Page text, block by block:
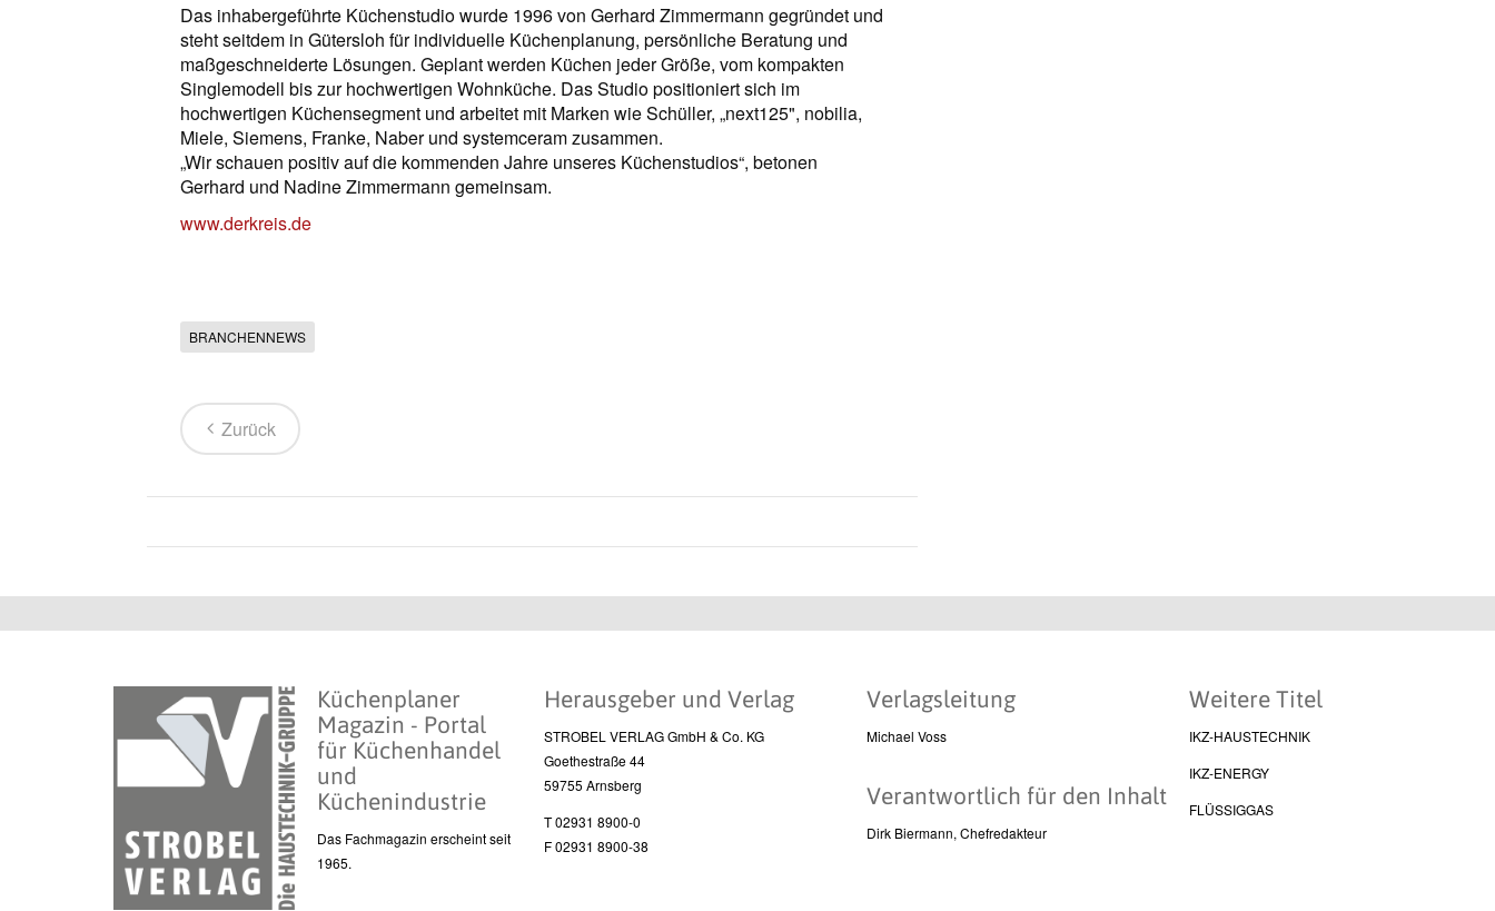
Das inhabergeführte Küchenstudio wurde 1996 von Gerhard Zimmermann gegründet und
steht seitdem in Gütersloh für individuelle Küchenplanung, persönliche Beratung und
maßgeschneiderte Lösungen. Geplant werden Küchen jeder Größe, vom kompakten
Singlemodell bis zur hochwertigen Wohnküche. Das Studio positioniert sich im
hochwertigen Küchensegment und arbeitet mit Marken wie Schüller, „next125", nobilia,
Miele, Siemens, Franke, Naber und systemceram zusammen.
„Wir schauen positiv auf die kommenden Jahre unseres Küchenstudios“, betonen
Gerhard und Nadine Zimmermann gemeinsam.
www.derkreis.de
BRANCHENNEWS
Zurück
Küchenplaner
Magazin - Portal
für Küchenhandel
und
Küchenindustrie
Das Fachmagazin erscheint seit
1965.
Herausgeber und Verlag
STROBEL VERLAG GmbH & Co. KG
Goethestraße 44
59755 Arnsberg
T 02931 8900-0
F 02931 8900-38
Verlagsleitung
Michael Voss
Verantwortlich für den Inhalt
Dirk Biermann, Chefredakteur
Weitere Titel
IKZ-HAUSTECHNIK
IKZ-ENERGY
FLÜSSIGGAS